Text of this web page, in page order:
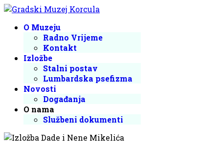
O Muzeju
Radno Vrijeme
Kontakt
Izložbe
Stalni postav
Lumbardska psefizma
Novosti
Događanja
O nama
Službeni dokumenti